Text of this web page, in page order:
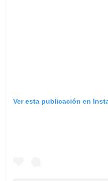
Ver esta publicación en